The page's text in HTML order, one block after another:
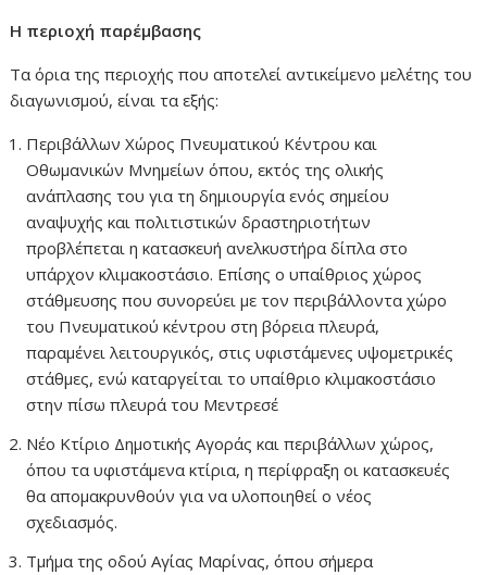
Η περιοχή παρέμβασης
Τα όρια της περιοχής που αποτελεί αντικείμενο μελέτης του
διαγωνισμού, είναι τα εξής:
Περιβάλλων Χώρος Πνευματικού Κέντρου και
Οθωμανικών Μνημείων όπου, εκτός της ολικής
ανάπλασης του για τη δημιουργία ενός σημείου
αναψυχής και πολιτιστικών δραστηριοτήτων
προβλέπεται η κατασκευή ανελκυστήρα δίπλα στο
υπάρχον κλιμακοστάσιο. Επίσης ο υπαίθριος χώρος
στάθμευσης που συνορεύει με τον περιβάλλοντα χώρο
του Πνευματικού κέντρου στη βόρεια πλευρά,
παραμένει λειτουργικός, στις υφιστάμενες υψομετρικές
στάθμες, ενώ καταργείται το υπαίθριο κλιμακοστάσιο
στην πίσω πλευρά του Μεντρεσέ
Νέο Κτίριο Δημοτικής Αγοράς και περιβάλλων χώρος,
όπου τα υφιστάμενα κτίρια, η περίφραξη οι κατασκευές
θα απομακρυνθούν για να υλοποιηθεί ο νέος
σχεδιασμός.
Τμήμα της οδού Αγίας Μαρίνας, όπου σήμερα